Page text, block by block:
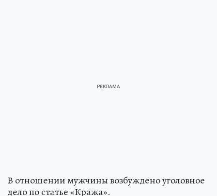
В отношении мужчины возбуждено уголовное
дело по статье «Кража».